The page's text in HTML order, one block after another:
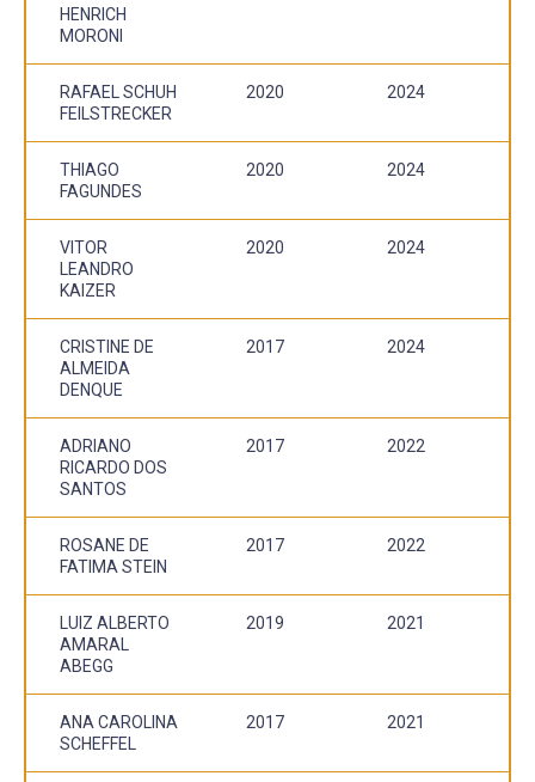
HENRICH
MORONI
RAFAEL SCHUH
FEILSTRECKER
2020 2024
THIAGO
FAGUNDES
2020 2024
VITOR
LEANDRO
KAIZER
2020 2024
CRISTINE DE
ALMEIDA
DENQUE
2017 2024
ADRIANO
RICARDO DOS
SANTOS
2017 2022
ROSANE DE
FATIMA STEIN
2017 2022
LUIZ ALBERTO
AMARAL
ABEGG
2019 2021
ANA CAROLINA
SCHEFFEL
2017 2021